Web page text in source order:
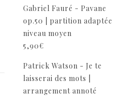
Gabriel Fauré - Pavane
op.50 | partition adaptée
niveau moyen
5,90€
Patrick Watson - Je te
laisserai des mots |
arrangement annoté